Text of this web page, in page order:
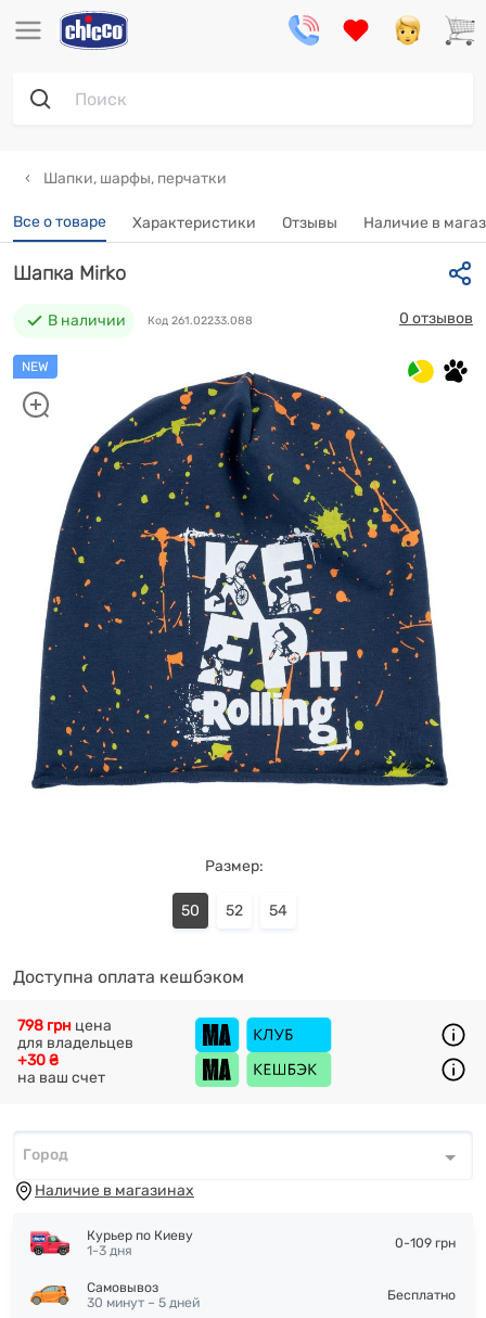
Шапки, шарфы, перчатки
Все о товаре Характеристики Отзывы Наличие в
NEW
Шапка Mirko
В наличии Код 261.02233.088 0 отзывов
Размер:
50 52 54
Доступна оплата кешбэком
+30 ₴
на ваш счет
798 грн цена
для владельцев
Город*
Город
Наличие в магазинах
Курьер по Киеву
1-3 дня
0-109 грн
Самовывоз
30 минут – 5 дней
Бесплатно